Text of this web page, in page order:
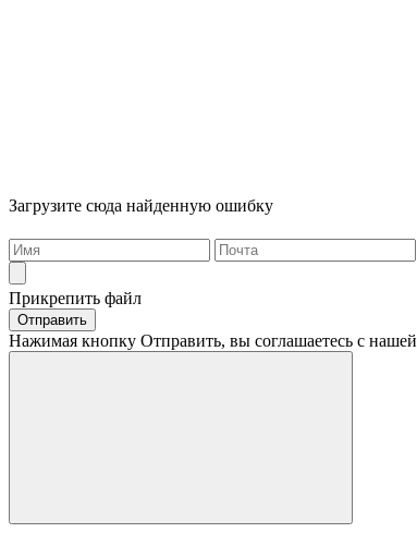
Загрузите сюда найденную ошибку
Прикрепить файл
Отправить
Нажимая кнопку Отправить, вы соглашаетесь с нашей